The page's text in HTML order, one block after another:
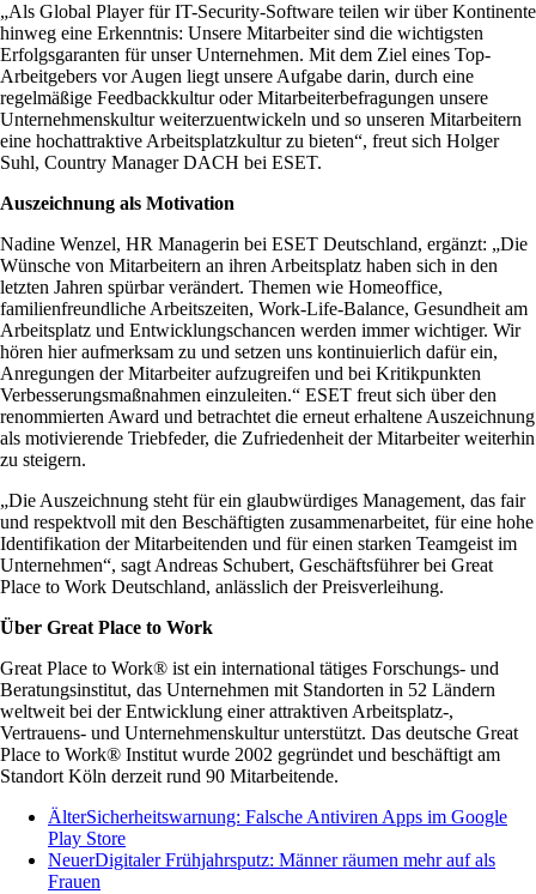
„Als Global Player für IT-Security-Software teilen wir über Kontinente
hinweg eine Erkenntnis: Unsere Mitarbeiter sind die wichtigsten
Erfolgsgaranten für unser Unternehmen. Mit dem Ziel eines Top-
Arbeitgebers vor Augen liegt unsere Aufgabe darin, durch eine
regelmäßige Feedbackkultur oder Mitarbeiterbefragungen unsere
Unternehmenskultur weiterzuentwickeln und so unseren Mitarbeitern
eine hochattraktive Arbeitsplatzkultur zu bieten“, freut sich Holger
Suhl, Country Manager DACH bei ESET.
Auszeichnung als Motivation
Nadine Wenzel, HR Managerin bei ESET Deutschland, ergänzt: „Die
Wünsche von Mitarbeitern an ihren Arbeitsplatz haben sich in den
letzten Jahren spürbar verändert. Themen wie Homeoffice,
familienfreundliche Arbeitszeiten, Work-Life-Balance, Gesundheit am
Arbeitsplatz und Entwicklungschancen werden immer wichtiger. Wir
hören hier aufmerksam zu und setzen uns kontinuierlich dafür ein,
Anregungen der Mitarbeiter aufzugreifen und bei Kritikpunkten
Verbesserungsmaßnahmen einzuleiten.“ ESET freut sich über den
renommierten Award und betrachtet die erneut erhaltene Auszeichnung
als motivierende Triebfeder, die Zufriedenheit der Mitarbeiter weiterhin
zu steigern.
„Die Auszeichnung steht für ein glaubwürdiges Management, das fair
und respektvoll mit den Beschäftigten zusammenarbeitet, für eine hohe
Identifikation der Mitarbeitenden und für einen starken Teamgeist im
Unternehmen“, sagt Andreas Schubert, Geschäftsführer bei Great
Place to Work Deutschland, anlässlich der Preisverleihung.
Über Great Place to Work
Great Place to Work® ist ein international tätiges Forschungs- und
Beratungsinstitut, das Unternehmen mit Standorten in 52 Ländern
weltweit bei der Entwicklung einer attraktiven Arbeitsplatz-,
Vertrauens- und Unternehmenskultur unterstützt. Das deutsche Great
Place to Work® Institut wurde 2002 gegründet und beschäftigt am
Standort Köln derzeit rund 90 Mitarbeitende.
ÄlterSicherheitswarnung: Falsche Antiviren Apps im Google
Play Store
NeuerDigitaler Frühjahrsputz: Männer räumen mehr auf als
Frauen